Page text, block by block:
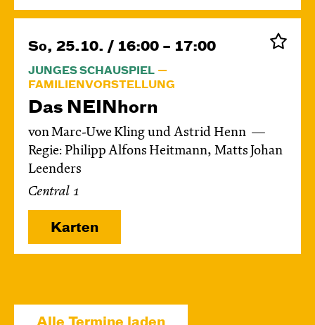
So, 25.10. / 16:00 – 17:00
JUNGES SCHAUSPIEL
FAMILIENVORSTELLUNG
Das NEIN­horn
von Marc-Uwe Kling und Astrid Henn
Regie: Philipp Alfons Heitmann, Matts Johan
Leenders
Central 1
Karten
JUNGES SCHAUSPIEL